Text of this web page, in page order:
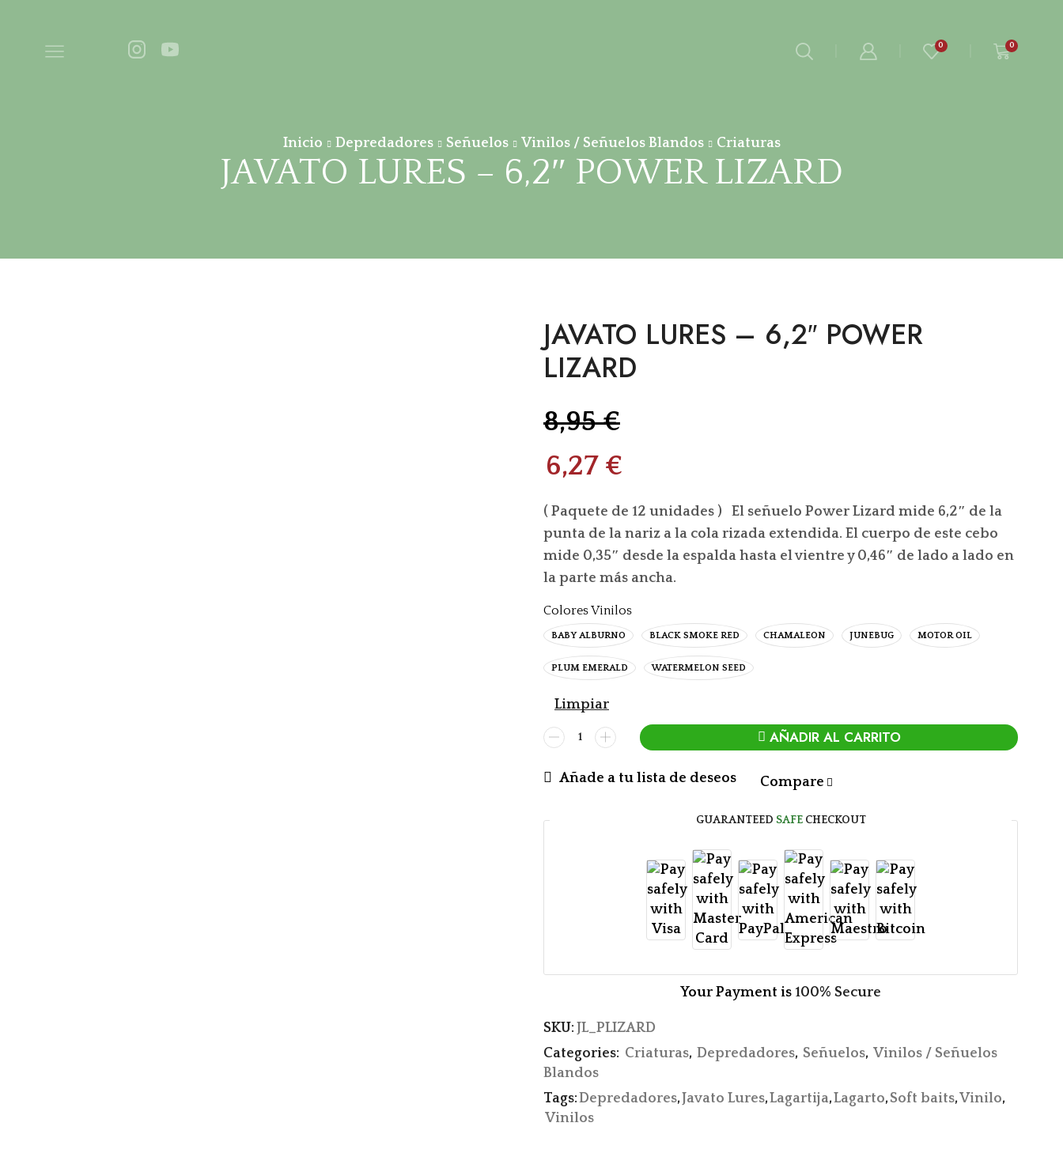
0 0
Inicio Depredadores Señuelos Vinilos / Señuelos Blandos Criaturas
JAVATO LURES – 6,2″ POWER LIZARD
JAVATO LURES – 6,2″ POWER
LIZARD
8,95€
6,27 €
( Paquete de 12 unidades ) El señuelo Power Lizard mide 6,2″ de la
punta de la nariz a la cola rizada extendida. El cuerpo de este cebo
mide 0,35″ desde la espalda hasta el vientre y 0,46″ de lado a lado en
la parte más ancha.
Colores Vinilos
BABY ALBURNO BLACK SMOKE RED CHAMALEON JUNEBUG MOTOR OIL
PLUM EMERALD WATERMELON SEED
Limpiar
AÑADIR AL CARRITO
Añade a tu lista de deseos Compare
GUARANTEED SAFECHECKOUT
Your Payment is 100% Secure
SKU: JL_PLIZARD
Categories: Criaturas, Depredadores, Señuelos, Vinilos / Señuelos
Blandos
Tags:Depredadores,Javato Lures,Lagartija,Lagarto,Soft baits,Vinilo,
Vinilos